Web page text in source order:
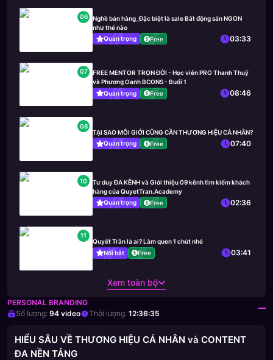
06
Nghề bán hàng_Đặc biệt là sale Bất động sản NGON
như thế nào
Quan trọng
Free 03:33
07
FREE MENTOR TRỌN ĐỜI - Học viên PRO Thanh Thuỷ
và Phương Oanh BCONS - Buổi 1
Quan trọng
Free 08:46
08
TẠI SAO MÔI GIỚI CŨNG CẦN THƯƠNG HIỆU CÁ NHÂN?
Quan trọng
Free 07:40
10
Tư duy ĐA KÊNH và Giới thiệu 09 kênh tìm kiếm khách
hàng của QuyetTran.Academy
Quan trọng
Free 02:36
11
Quyết Trần là ai? Làm quen 1 chút nhé
Nổi bật
Free 03:41
Xem toàn bộ
PERSONAL BRANDING
Số lượng: 94 video Thời lượng: 12:36:35
HIỂU SÂU VỀ THƯƠNG HIỆU CÁ NHÂN và CONTENT
ĐA NỀN TẢNG